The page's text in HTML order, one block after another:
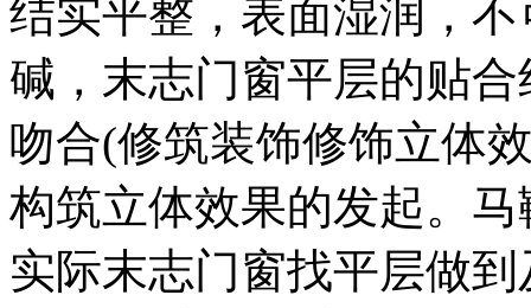
结实平整，表面湿润，
碱，末志门窗平层的贴
吻合(修筑装饰修饰立体
构筑立体效果的发起。
实际末志门窗找平层做